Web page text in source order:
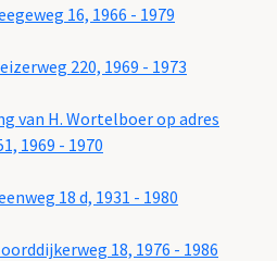
16, 1966 - 1979
220, 1969 - 1973
van H. Wortelboer op adres
1969 - 1970
18 d, 1931 - 1980
18, 1976 - 1986